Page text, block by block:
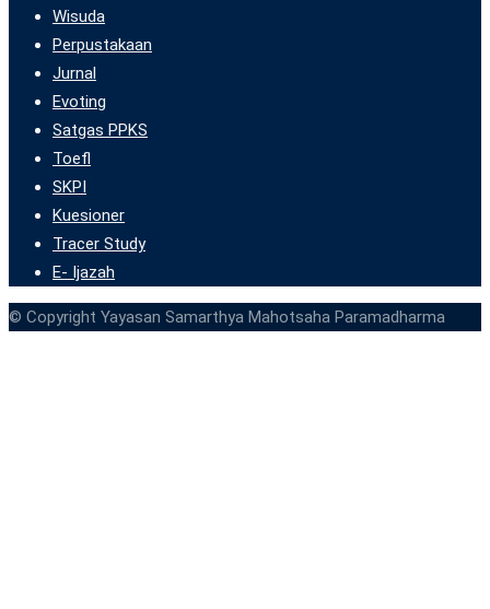
Wisuda
Perpustakaan
Jurnal
Evoting
Satgas PPKS
Toefl
SKPI
Kuesioner
Tracer Study
E- Ijazah
© Copyright Yayasan Samarthya Mahotsaha Paramadharma